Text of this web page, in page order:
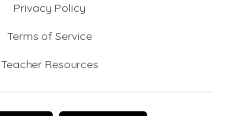
Privacy Policy
Terms of Service
Teacher Resources